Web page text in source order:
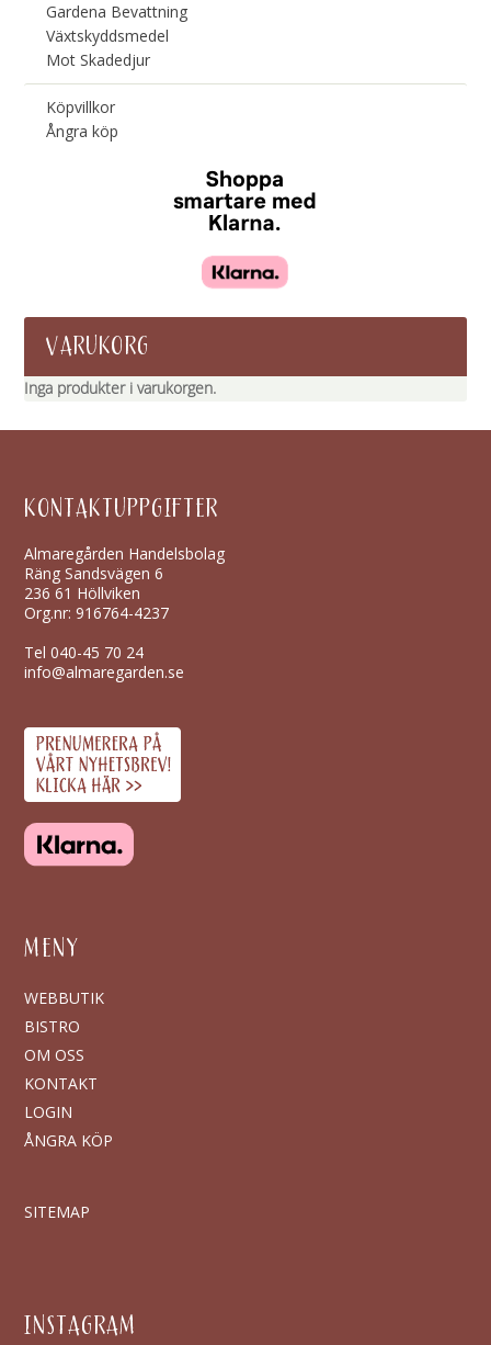
Gardena Bevattning
Växtskyddsmedel
Mot Skadedjur
Köpvillkor
Ångra köp
VARUKORG
Inga produkter i varukorgen.
KONTAKTUPPGIFTER
Almaregården Handelsbolag
Räng Sandsvägen 6
236 61 Höllviken
Org.nr: 916764-4237
Tel040-45 70 24
info@almaregarden.se
MENY
WEBBUTIK
BISTRO
OM OSS
KONTAKT
LOGIN
ÅNGRA KÖP
SITEMAP
INSTAGRAM